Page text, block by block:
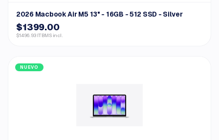
2026 Macbook Air M5 13" - 16GB - 512 SSD - Silver
$1399.00
$1496.93 ITBMS incl.
NUEVO